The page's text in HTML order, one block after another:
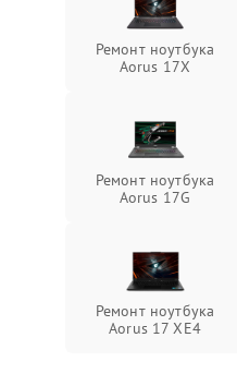
Ремонт ноутбука
Aorus 17X
Ремонт ноутбука
Aorus 17G
Ремонт ноутбука
Aorus 17 XE4